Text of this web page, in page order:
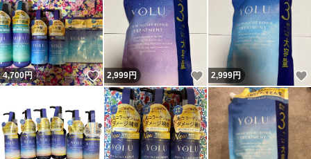
4,700円 いいね！
2,999円 いいね！
2,999円